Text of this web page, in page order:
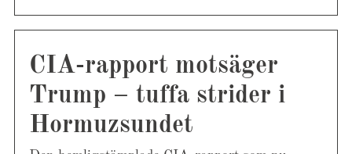
CIA-rapport motsäger
Trump – tuffa strider i
Hormuzsundet